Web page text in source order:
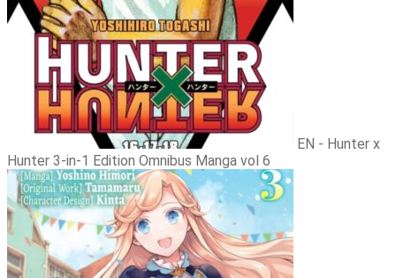
EN - Hunter x
Hunter 3-in-1 Edition Omnibus Manga vol 6